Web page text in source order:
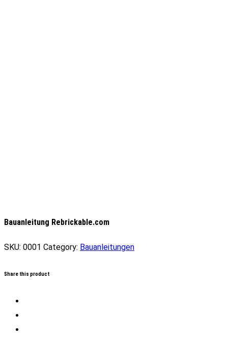
Bauanleitung Rebrickable.com
SKU: 0001 Category: Bauanleitungen
Share this product